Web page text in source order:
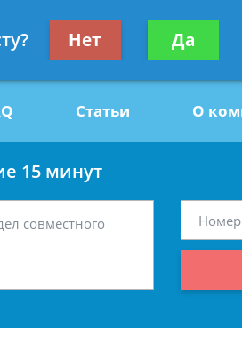
Получите консультацию
бесплатно
Статьи О
15 минут
Нет Да